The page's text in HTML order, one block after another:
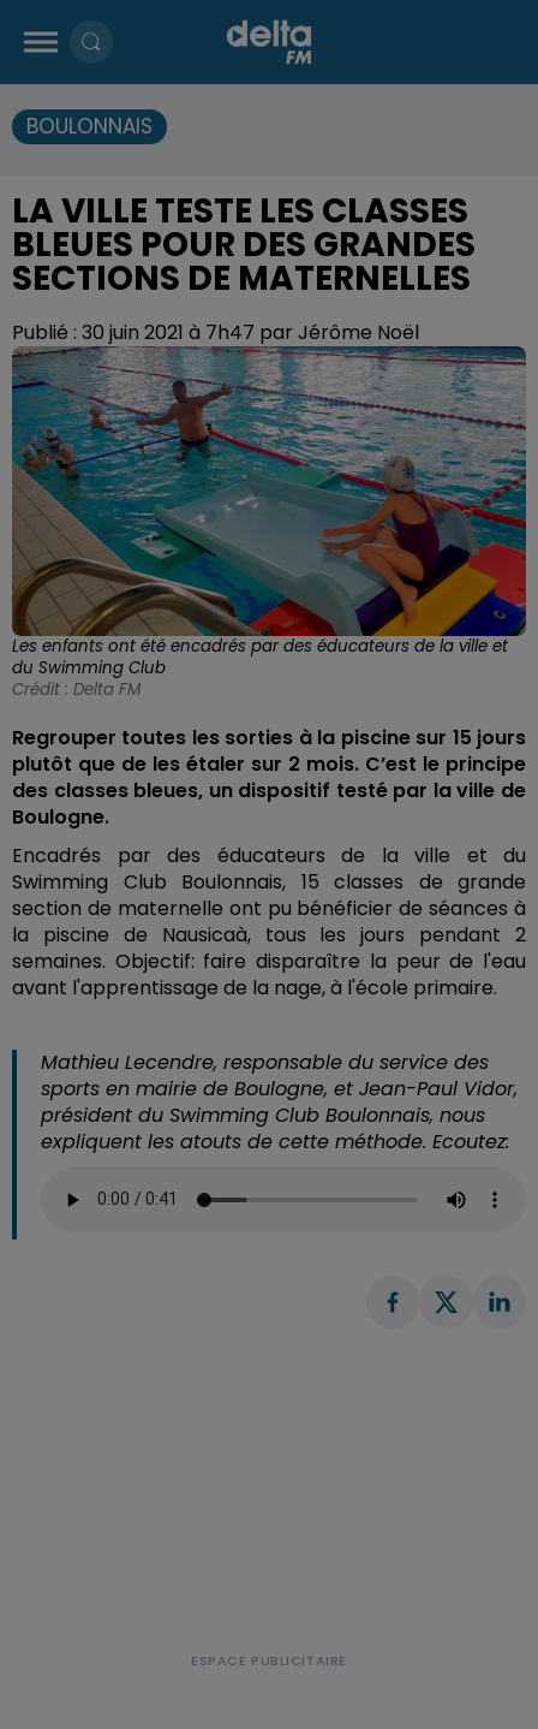
BOULONNAIS
LA VILLE TESTE LES CLASSES
BLEUES POUR DES GRANDES
SECTIONS DE MATERNELLES
Publié : 30 juin 2021 à 7h47 par Jérôme Noël
Les enfants ont été encadrés par des éducateurs de la ville et
du Swimming Club
Crédit : Delta FM
Regrouper toutes les sorties à la piscine sur 15 jours
plutôt que de les étaler sur 2 mois. C’est le principe
des classes bleues, un dispositif testé par la ville de
Boulogne.
Encadrés par des éducateurs de la ville et du
Swimming Club Boulonnais, 15 classes de grande
section de maternelle ont pu bénéficier de séances à
la piscine de Nausicaà, tous les jours pendant 2
semaines. Objectif: faire disparaître la peur de l'eau
avant l'apprentissage de la nage, à l'école primaire.
Mathieu Lecendre, responsable du service des
sports en mairie de Boulogne, et Jean-Paul Vidor,
président du Swimming Club Boulonnais, nous
expliquent les atouts de cette méthode. Ecoutez: